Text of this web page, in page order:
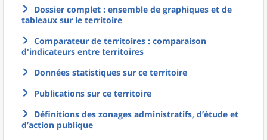
Dossier complet : ensemble de graphiques et de
tableaux sur le territoire
Comparateur de territoires : comparaison
d'indicateurs entre territoires
Données statistiques sur ce territoire
Publications sur ce territoire
Définitions des zonages administratifs, d’étude et
d’action publique